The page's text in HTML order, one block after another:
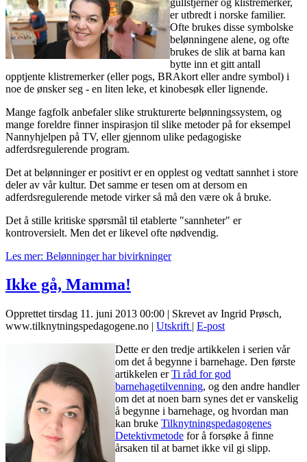
er utbredt i norske familier.
Ofte brukes disse symbolske
belønningene alene, og ofte
brukes de slik at barna kan
bytte inn et gitt antall
opptjente klistremerker (eller pogs, BRAkort eller andre symbol) i
noe de ønsker seg - en liten leke, et kinobesøk eller lignende.
Mange fagfolk anbefaler slike strukturerte belønningssystem, og
mange foreldre finner inspirasjon til slike metoder på for eksempel
Nannyhjelpen på TV, eller gjennom ulike pedagogiske
adferdsregulerende program.
Det at belønninger er positivt er en opplest og vedtatt sannhet i store
deler av vår kultur. Det samme er tesen om at dersom en
adferdsregulerende metode virker så må den være ok å bruke.
Det å stille kritiske spørsmål til etablerte "sannheter" er
kontroversielt. Men det er likevel ofte nødvendig.
Les mer: Belønninger har bivirkninger
Ikke gå, Mamma!
Opprettet tirsdag 11. juni 2013 00:00 | Skrevet av Ingrid Prøsch,
www.tilknytningspedagogene.no | Utskrift | E-post
Dette er den tredje artikkelen i serien vår
om det å begynne i barnehage. Den første
artikkelen erTi råd for god
barnehagetilvenning, og den andre handler
om det at noen barn synes det er vanskelig
å begynne i barnehage, og hvordan man
kan bruke Tilknytningspedagogenes
Detektivmetode for å forsøke å finne
årsaken til at barnet ikke vil gi slipp.